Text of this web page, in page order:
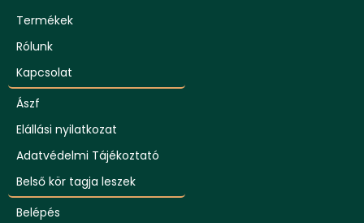
Termékek
Rólunk
Kapcsolat
Ászf
Elállási nyilatkozat
Adatvédelmi Tájékoztató
Belső kör tagja leszek
Belépés